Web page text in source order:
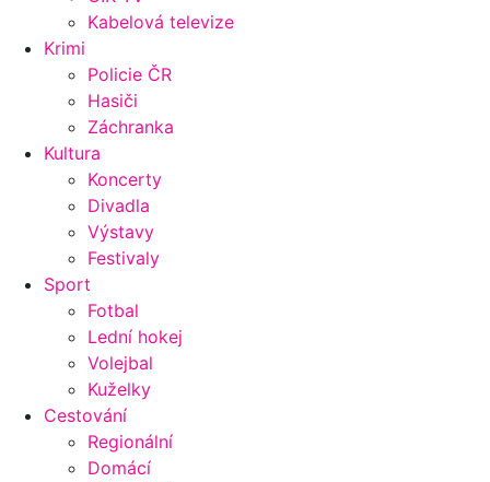
Kabelová televize
Krimi
Policie ČR
Hasiči
Záchranka
Kultura
Koncerty
Divadla
Výstavy
Festivaly
Sport
Fotbal
Lední hokej
Volejbal
Kuželky
Cestování
Regionální
Domácí